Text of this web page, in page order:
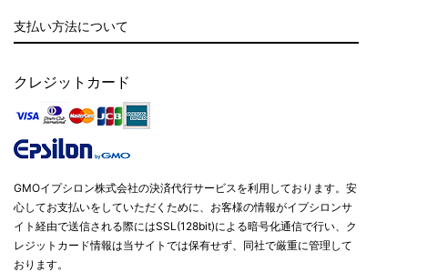
支払い方法について
クレジットカード
GMOイプシロン株式会社の決済代行サービスを利用しております。安
心してお支払いをしていただくために、お客様の情報がイプシロンサ
イト経由で送信される際にはSSL(128bit)による暗号化通信で行い、ク
レジットカード情報は当サイトでは保有せず、同社で厳重に管理して
おります。